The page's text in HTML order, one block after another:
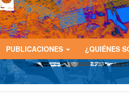
PUBLICACIONES ¿QUIÉNES